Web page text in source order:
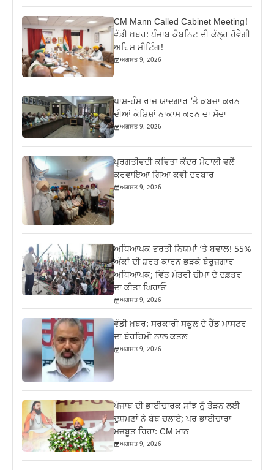
CM Mann Called Cabinet Meeting!
ਵੱਡੀ ਖ਼ਬਰ: ਪੰਜਾਬ ਕੈਬਨਿਟ ਦੀ ਕੱਲ੍ਹ ਹੋਵੇਗੀ
ਅਹਿਮ ਮੀਟਿੰਗ!
ਅਗਸਤ 9, 2026
ਪਾਸ਼-ਹੰਸ ਰਾਜ ਯਾਦਗਾਰ ‘ਤੇ ਕਬਜ਼ਾ ਕਰਨ
ਦੀਆਂ ਕੋਸ਼ਿਸ਼ਾਂ ਨਾਕਾਮ ਕਰਨ ਦਾ ਸੱਦਾ
ਅਗਸਤ 9, 2026
ਪ੍ਰਗਤੀਵਦੀ ਕਵਿਤਾ ਕੇਂਦਰ ਮੋਹਾਲੀ ਵਲੋਂ
ਕਰਵਾਇਆ ਗਿਆ ਕਵੀ ਦਰਬਾਰ
ਅਗਸਤ 9, 2026
ਅਧਿਆਪਕ ਭਰਤੀ ਨਿਯਮਾਂ ‘ਤੇ ਬਵਾਲ! 55%
ਅੰਕਾਂ ਦੀ ਸ਼ਰਤ ਕਾਰਨ ਭੜਕੇ ਬੇਰੁਜ਼ਗਾਰ
ਅਧਿਆਪਕ; ਵਿੱਤ ਮੰਤਰੀ ਚੀਮਾ ਦੇ ਦਫ਼ਤਰ
ਦਾ ਕੀਤਾ ਘਿਰਾਓ
ਅਗਸਤ 9, 2026
ਵੱਡੀ ਖ਼ਬਰ: ਸਰਕਾਰੀ ਸਕੂਲ ਦੇ ਹੈੱਡ ਮਾਸਟਰ
ਦਾ ਬੇਰਹਿਮੀ ਨਾਲ ਕਤਲ
ਅਗਸਤ 9, 2026
ਪੰਜਾਬ ਦੀ ਭਾਈਚਾਰਕ ਸਾਂਝ ਨੂੰ ਤੋੜਨ ਲਈ
ਦੁਸ਼ਮਣਾਂ ਨੇ ਬੰਬ ਚਲਾਏ; ਪਰ ਭਾਈਚਾਰਾ
ਮਜ਼ਬੂਤ ਰਿਹਾ: CM ਮਾਨ
ਅਗਸਤ 9, 2026